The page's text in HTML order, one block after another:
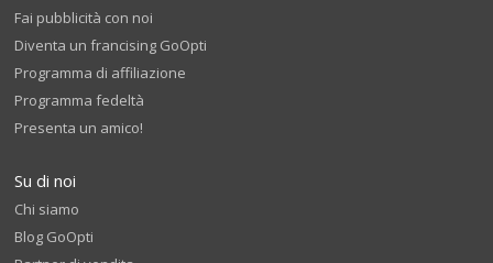
Fai pubblicità con noi
Diventa un francising GoOpti
Programma di affiliazione
Programma fedeltà
Presenta un amico!
Su di noi
Chi siamo
Blog GoOpti